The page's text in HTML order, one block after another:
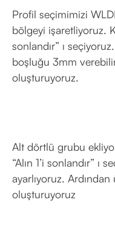
Profil seçimimizi
bölgeyi işaretliyoruz.
sonlandır” ı
boşluğu 3mm
oluşturuyoruz.
Alt dörtlü grubu
“Alın 1’i sonlandır”
ayarlıyoruz.
oluşturuyoruz